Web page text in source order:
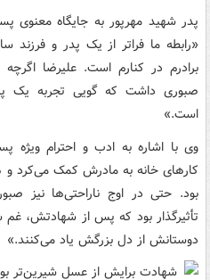
پدر شهید مهرپور به جایگاه معنوی
«رابطه ما فراتر از یک پدر و
برادرم در کنارم است. علیرضا
صبوری داشت که گویی تجربه یک
است.»
وی با اشاره به ادب و احترام ویژه
کارهای خانه به مادرش کمک می‌کرد
بود. حتی در اوج ناراحتی‌ها نیز
تأثیرگذار بود که پس از شهادتش،
دوستانش از دل بزرگش یاد می‌کنند.»